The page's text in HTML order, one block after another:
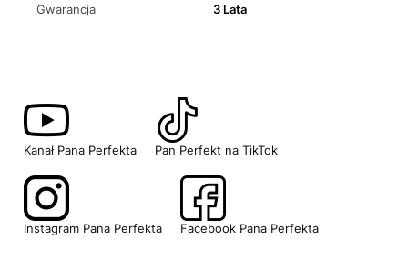
Gwarancja 3 Lata
Kanał Pana Perfekta Pan Perfekt na TikTok
Instagram Pana Perfekta Facebook Pana Perfekta